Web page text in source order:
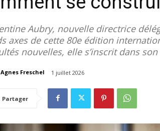
Aubry, nouvelle directrice
axes de cette 80e édition
nouvelles, elle s’inscrit dans
Agnes Freschel 1 juillet 2026
Partager